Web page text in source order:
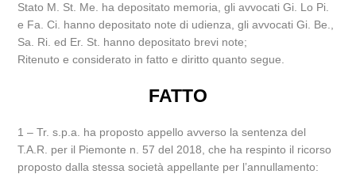
Stato M. St. Me. ha depositato memoria, gli avvocati Gi. Lo Pi.
e Fa. Ci. hanno depositato note di udienza, gli avvocati Gi. Be.,
Sa. Ri. ed Er. St. hanno depositato brevi note;
Ritenuto e considerato in fatto e diritto quanto segue.
FATTO
1 – Tr. s.p.a. ha proposto appello avverso la sentenza del
T.A.R. per il Piemonte n. 57 del 2018, che ha respinto il ricorso
proposto dalla stessa società appellante per l’annullamento: